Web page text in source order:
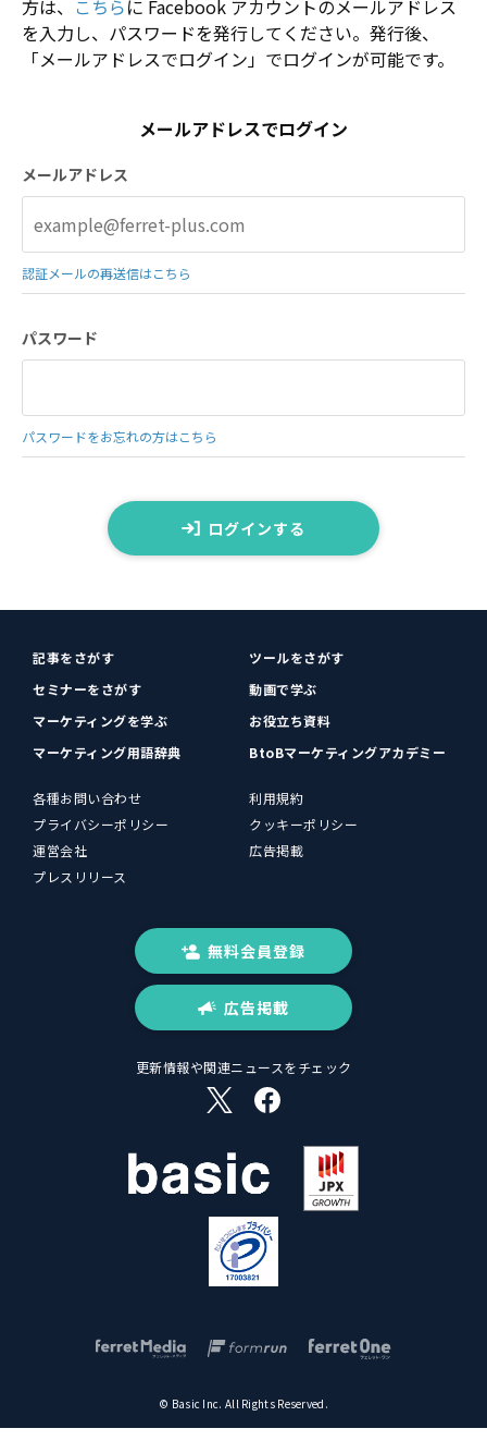
方は、 こちらに Facebook アカウントのメールアドレス
を入力し、パスワードを発行してください。発行後、
「メールアドレスでログイン」でログインが可能です。
メールアドレスでログイン
メールアドレス
認証メールの再送信はこちら
パスワード
パスワードをお忘れの方はこちら
ログインする
記事をさがす
ツールをさがす
セミナーをさがす
動画で学ぶ
マーケティングを学ぶ
お役立ち資料
マーケティング用語辞典
BtoBマーケティングアカデミー
各種お問い合わせ
利用規約
プライバシーポリシー
クッキーポリシー
運営会社
広告掲載
プレスリリース
無料会員登録
広告掲載
更新情報や関連ニュースをチェック
© Basic Inc. All Rights Reserved.